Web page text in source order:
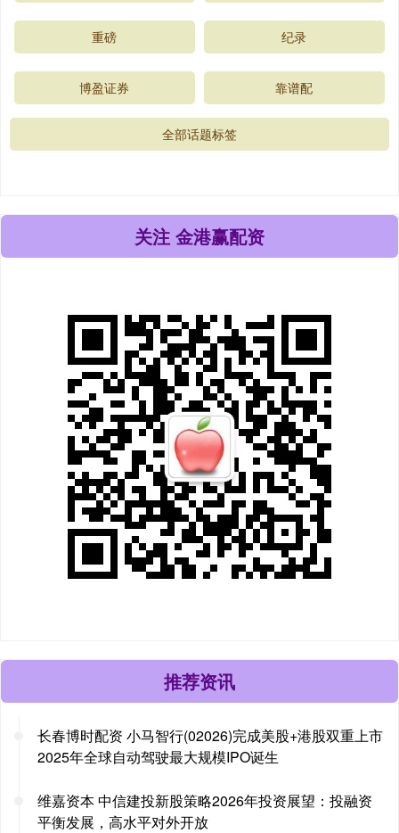
重磅 纪录
博盈证券 靠谱配
全部话题标签
关注 金港赢配资
推荐资讯
长春博时配资 小马智行(02026)完成美股+港股双重上市
2025年全球自动驾驶最大规模IPO诞生
维嘉资本 中信建投新股策略2026年投资展望：投融资
平衡发展，高水平对外开放